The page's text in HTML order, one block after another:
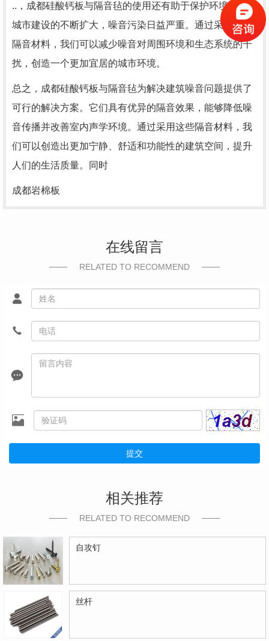
..，成都硅酸钙板与隔音毡的使用还有助于保护环境。随着
城市建设的不断扩大，噪音污染日益严重。通过采用这些
隔音材料，我们可以减少噪音对周围环境和生态系统的干
扰，创造一个更加宜居的城市环境。
总之，成都硅酸钙板与隔音毡为解决建筑噪音问题提供了
可行的解决方案。它们具有优异的隔音效果，能够降低噪
音传播并改善室内声学环境。通过采用这些隔音材料，我
们可以创造出更加宁静、舒适和功能性的建筑空间，提升
人们的生活质量。同时
成都岩棉板
在线留言
RELATED TO RECOMMEND
提交
相关推荐
RELATED TO RECOMMEND
自攻钉
丝杆